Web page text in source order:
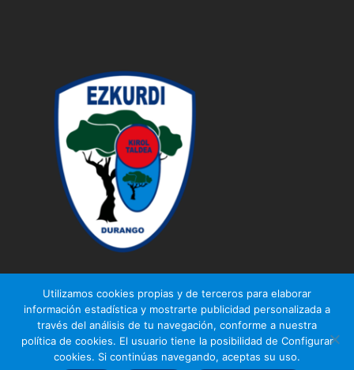
© Ezkurdi KT
Aviso legal|Política de privacidad| Política de cookies
Utilizamos cookies propias y de terceros para elaborar
información estadística y mostrarte publicidad personalizada a
través del análisis de tu navegación, conforme a nuestra
política de cookies. El usuario tiene la posibilidad de Configurar
cookies. Si continúas navegando, aceptas su uso.